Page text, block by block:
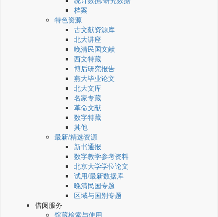
档案
特色资源
古文献资源库
北大讲座
晚清民国文献
西文特藏
博后研究报告
燕大毕业论文
北大文库
名家专藏
革命文献
数字特藏
其他
最新/精选资源
新书通报
数字教学参考资料
北京大学学位论文
试用/最新数据库
晚清民国专题
区域与国别专题
借阅服务
馆藏检索与使用